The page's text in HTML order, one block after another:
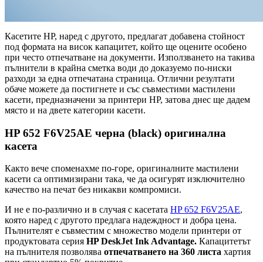
Касетите HP, наред с другото, предлагат добавена стойност
под формата на висок капацитет, който ще оцените особено
при често отпечатване на документи. Използването на такива
пълнители в крайна сметка води до доказуемо по-ниски
разходи за една отпечатана страница. Отлични резултати
обаче можете да постигнете и със съвместими мастилени
касети, предназначени за принтери HP, затова днес ще дадем
място и на двете категории касети.
HP 652 F6V25AE черна (black) оригинална
касета
Както вече споменахме по-горе, оригиналните мастилени
касети са оптимизирани така, че да осигурят изключително
качество на печат без никакви компромиси.
И не е по-различно и в случая с касетата HP 652 F6V25AE,
която наред с другото предлага надеждност и добра цена.
Пълнителят е съвместим с множество модели принтери от
продуктовата серия HP DeskJet Ink Advantage. Капацитетът
на пълнителя позволява отпечатването на 360 листа хартия